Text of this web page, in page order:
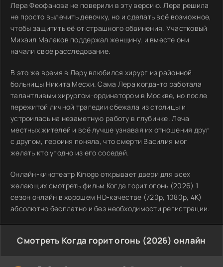
Лера Феофанова не поверили в эту версию. Лера решила
не просто вылечить девочку, но и сделать всё возможное,
чтобы защитить её от страшного обвинения. Участковый
Михаил Малаков поддержал женщину, и вместе они
начали своё расследование.
В это же время в Леру влюбился хирург из районной
больницы Никита Месхи. Сама Лера когда-то работала
талантливым хирургом-ординатором в Москве, но после
пережитой личной трагедии сбежала из столицы и
устроилась на незаметную работу в глубинке. Леча
местных жителей и всё лучше узнавая их отношения друг
с другом, героиня поняла, что смерти Василия мог
желать кто угодно из его соседей.
Онлайн-кинотеатр Kinogo открывает двери для всех
желающих смотреть фильм Когда горит огонь (2026) 1
сезон онлайн в хорошем HD-качестве (720p, 1080p, 4K)
абсолютно бесплатно и без необходимости регистрации.
Смотреть Когда горит огонь (2026) онлайн